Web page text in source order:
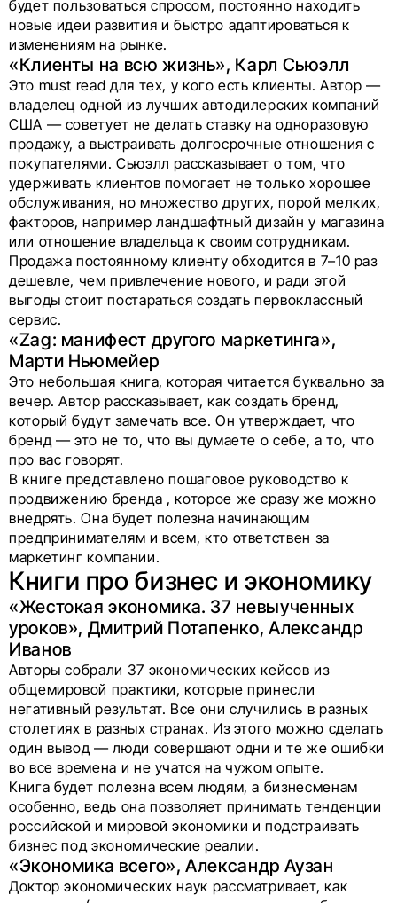
будет пользоваться спросом, постоянно находить
новые идеи развития и быстро адаптироваться к
изменениям на рынке.
«Клиенты на всю жизнь», Карл Сьюэлл
Это must read для тех, у кого есть клиенты. Автор —
владелец одной из лучших автодилерских компаний
США — советует не делать ставку на одноразовую
продажу, а выстраивать долгосрочные отношения с
покупателями. Сьюэлл рассказывает о том, что
удерживать клиентов помогает не только хорошее
обслуживания, но множество других, порой мелких,
факторов, например ландшафтный дизайн у магазина
или отношение владельца к своим сотрудникам.
Продажа постоянному клиенту обходится в 7–10 раз
дешевле, чем привлечение нового, и ради этой
выгоды стоит постараться создать первоклассный
сервис.
«Zag: манифест другого маркетинга»,
Марти Ньюмейер
Это небольшая книга, которая читается буквально за
вечер. Автор рассказывает, как создать бренд,
который будут замечать все. Он утверждает, что
бренд — это не то, что вы думаете о себе, а то, что
про вас говорят.
В книге представлено пошаговое руководство к
продвижению бренда , которое же сразу же можно
внедрять. Она будет полезна начинающим
предпринимателям и всем, кто ответствен за
маркетинг компании.
Книги про бизнес и экономику
«Жестокая экономика. 37 невыученных
уроков», Дмитрий Потапенко, Александр
Иванов
Авторы собрали 37 экономических кейсов из
общемировой практики, которые принесли
негативный результат. Все они случились в разных
столетиях в разных странах. Из этого можно сделать
один вывод — люди совершают одни и те же ошибки
во все времена и не учатся на чужом опыте.
Книга будет полезна всем людям, а бизнесменам
особенно, ведь она позволяет принимать тенденции
российской и мировой экономики и подстраивать
бизнес под экономические реалии.
«Экономика всего», Александр Аузан
Доктор экономических наук рассматривает, как